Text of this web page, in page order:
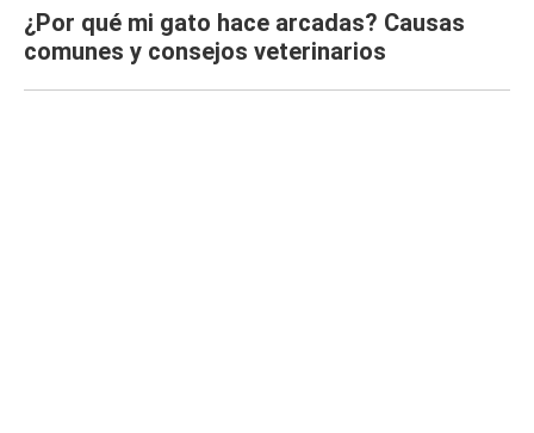
¿Por qué mi gato hace arcadas? Causas
comunes y consejos veterinarios